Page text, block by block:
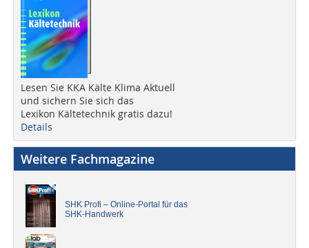
Lesen Sie KKA Kälte Klima Aktuell
und sichern Sie sich das
Lexikon Kältetechnik gratis dazu!
Details
Weitere Fachmagazine
SHK Profi – Online-Portal für das
SHK-Handwerk